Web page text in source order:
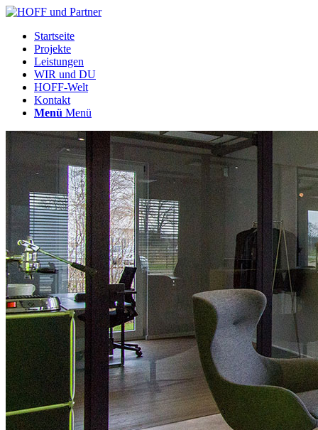
Startseite
Projekte
Leistungen
WIR und DU
HOFF-Welt
Kontakt
Menü Menü